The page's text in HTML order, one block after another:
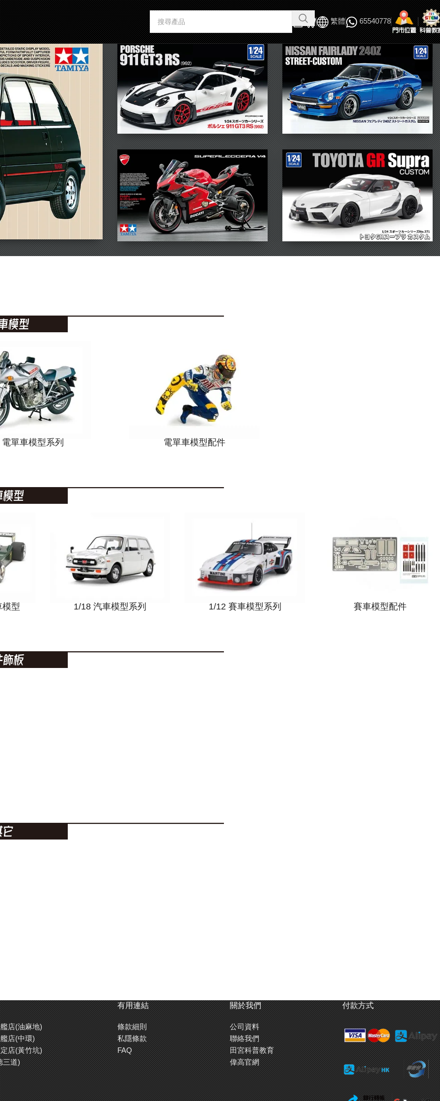
繁體 65540778
單車模型系列 電單車模型配件
型 1/18 汽車模型系列 1/12 賽車模型系列 賽車模型配件
店(油麻地)
店(中環)
店(黃竹坑)
三道)
有用連結
條款細則
私隱條款
FAQ
關於我們
公司資料
聯絡我們
田宮科普教育
偉高官網
付款方式